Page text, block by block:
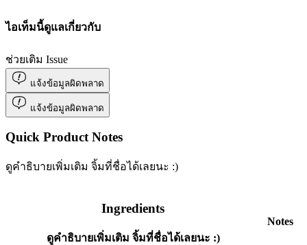
ไอเท็มนี้ดูแลเกี่ยวกับ
ช่วยเติม Issue
แจ้งข้อมูลผิดพลาด
แจ้งข้อมูลผิดพลาด
Quick Product Notes
ดูคำธิบายเพิ่มเติม จิ้มที่ชื่อได้เลยนะ :)
Ingredients
ดูคำธิบายเพิ่มเติม จิ้มที่ชื่อได้เลยนะ :)
Notes